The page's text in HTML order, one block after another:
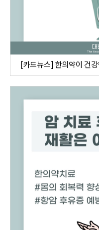
[카드뉴스] 한의약이 건